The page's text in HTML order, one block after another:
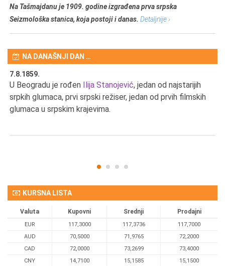
Na Tašmajdanu je 1909. godine izgrađena prva srpska
Seizmološka stanica, koja postoji i danas. Detaljnije ›
NA DANAŠNJI DAN …
7.8.1859.
U Beogradu je rođen Ilija Stanojević, jedan od najstarijih
srpkih glumaca, prvi srpski režiser, jedan od prvih filmskih
glumaca u srpskim krajevima.
KURSNA LISTA
Valuta Kupovni Srednji Prodajni
EUR 117,3000 117,3736
117,7000
AUD
70,5000 71,9765
72,2000
CAD
72,0000 73,2699
73,4000
CNY
14,7100 15,1585
15,1500